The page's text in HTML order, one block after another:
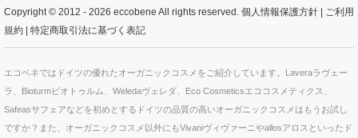
Copyright © 2012 - 2026 eccobene All rights reserved. 個人情報保護方針 | ご利用
規約 | 特定商取引法に基づく表記
エコベネではドイツの優れたオーガニックコスメをご紹介しています。Laveraラヴェー
ラ、Bioturmビオトゥルム、Weledaヴェレダ、Eco Cosmeticsエココスメティクス、
Safeasサフェアなどを初めとするドイツの品質の高いオーガニックコスメはもうお試し
ですか？また、オーガニックコスメ以外にもVivaniヴィヴァーニやallosアロスといったド